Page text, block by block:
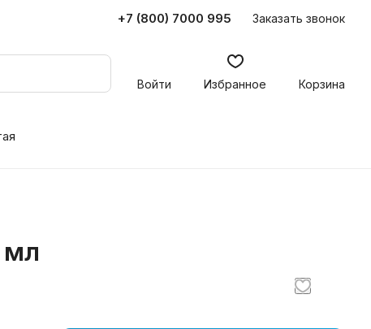
+7 (800) 7000 995 Заказать звонок
Войти Избранное Корзина
мл